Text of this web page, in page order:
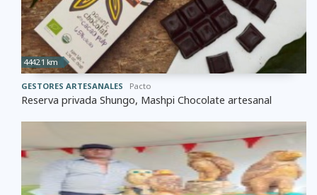
4442.1 km
GESTORES ARTESANALES Pacto
Reserva privada Shungo, Mashpi Chocolate artesanal